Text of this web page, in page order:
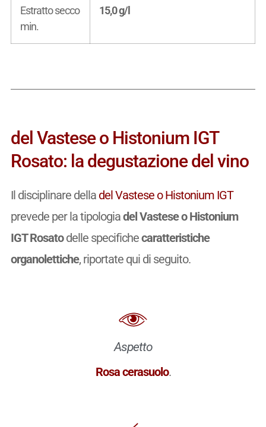
Estratto secco
min.
15,0 g/l
del Vastese o Histonium IGT
Rosato: la degustazione del vino
Il disciplinare della del Vastese o Histonium IGT
prevede per la tipologiadel Vastese o Histonium
IGT Rosatodelle specifichecaratteristiche
organolettiche, riportate qui di seguito.
Aspetto
Rosa cerasuolo.